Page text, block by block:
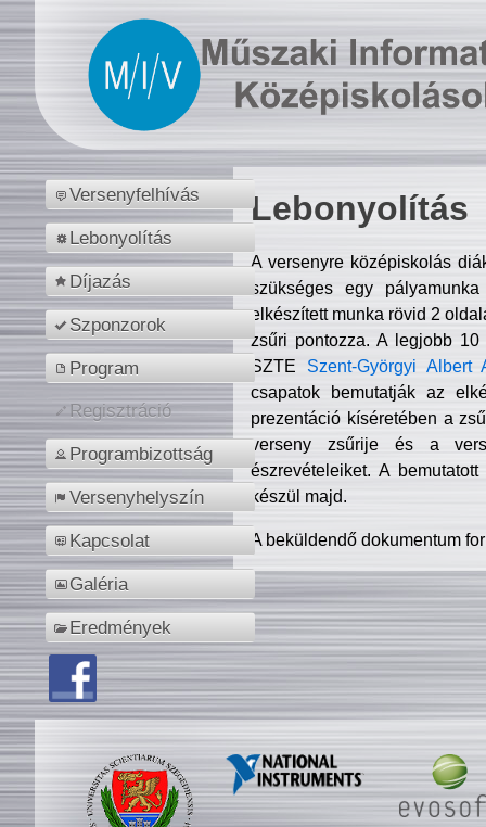
Versenyfelhívás
Lebonyolítás
Díjazás
Szponzorok
Program
Regisztráció
Programbizottság
Versenyhelyszín
Kapcsolat
Galéria
Eredmények
Lebonyolítás
A versenyre középiskolás
szükséges egy
elkészített munka rövid 2
zsűri pontozza. A legjobb
SZTE Szent-Györgyi Albert
csapatok bemutatják az
prezentáció kíséretében a
verseny zsűrije és a
észrevételeiket. A
készül majd.
A beküldendő dokumentum